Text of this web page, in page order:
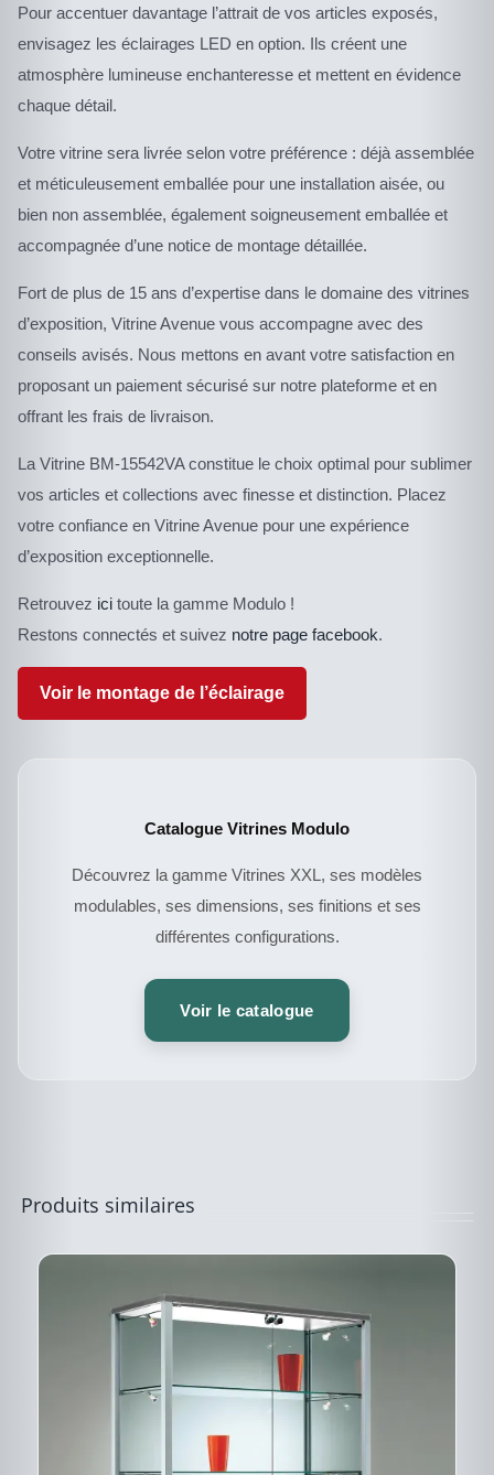
Pour accentuer davantage l’attrait de vos articles exposés,
envisagez les éclairages LED en option. Ils créent une
atmosphère lumineuse enchanteresse et mettent en évidence
chaque détail.
Votre vitrine sera livrée selon votre préférence : déjà assemblée
et méticuleusement emballée pour une installation aisée, ou
bien non assemblée, également soigneusement emballée et
accompagnée d’une notice de montage détaillée.
Fort de plus de 15 ans d’expertise dans le domaine des vitrines
d’exposition, Vitrine Avenue vous accompagne avec des
conseils avisés. Nous mettons en avant votre satisfaction en
proposant un paiement sécurisé sur notre plateforme et en
offrant les frais de livraison.
La Vitrine BM-15542VA constitue le choix optimal pour sublimer
vos articles et collections avec finesse et distinction. Placez
votre confiance en Vitrine Avenue pour une expérience
d’exposition exceptionnelle.
Retrouvez icitoute la gamme Modulo !
Restons connectés et suivez notre page facebook.
Voir le montage de l’éclairage
Catalogue Vitrines Modulo
Découvrez la gamme Vitrines XXL, ses modèles
modulables, ses dimensions, ses finitions et ses
différentes configurations.
Voir le catalogue
Produits similaires
PRODUIT
PRODUIT
VARIATIONS.